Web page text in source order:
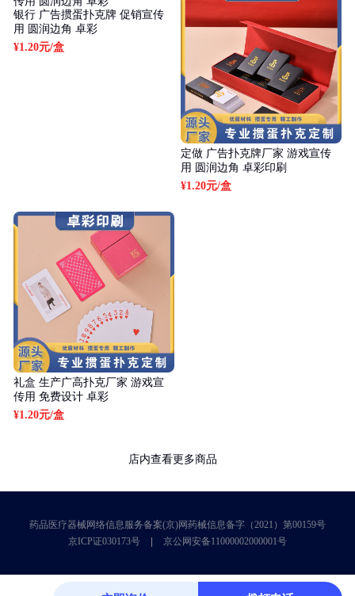
银行 广告掼蛋扑克牌 促销宣传
用 圆润边角 卓彩
¥1.20元/盒
定做 广告扑克牌厂家 游戏宣传
用 圆润边角 卓彩印刷
¥1.20元/盒
礼盒 生产广高扑克厂家 游戏宣
传用 免费设计 卓彩
¥1.20元/盒
店内查看更多商品
药品医疗器械网络信息服务备案(京)网药械信息备字（2021）第00159号
京ICP证030173号
京公网安备11000002000001号